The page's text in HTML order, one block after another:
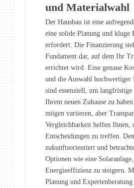
und Materialwahl
Der Hausbau ist eine
eine solide Planung und kluge
erfordert. Die Finanzierung
Fundament dar, auf dem Ihr
errichtet wird. Eine genaue
und die Auswahl hochwertiger
sind essenziell, um langfristige
Ihrem neuen Zuhause zu
mögen variieren, aber
Vergleichbarkeit helfen Ihnen,
Entscheidungen zu treffen.
zukunftsorientiert und
Optionen wie eine
Energieeffizienz zu steigern.
Planung und